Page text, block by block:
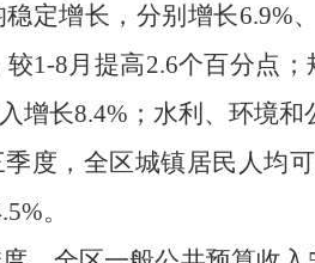
稳定增长 ，分别增长6.9%、
较1-8月提高2.6个百分点 ；
增长8.4% ； 水利、环境和
度 ，全区城镇居民人均
%。